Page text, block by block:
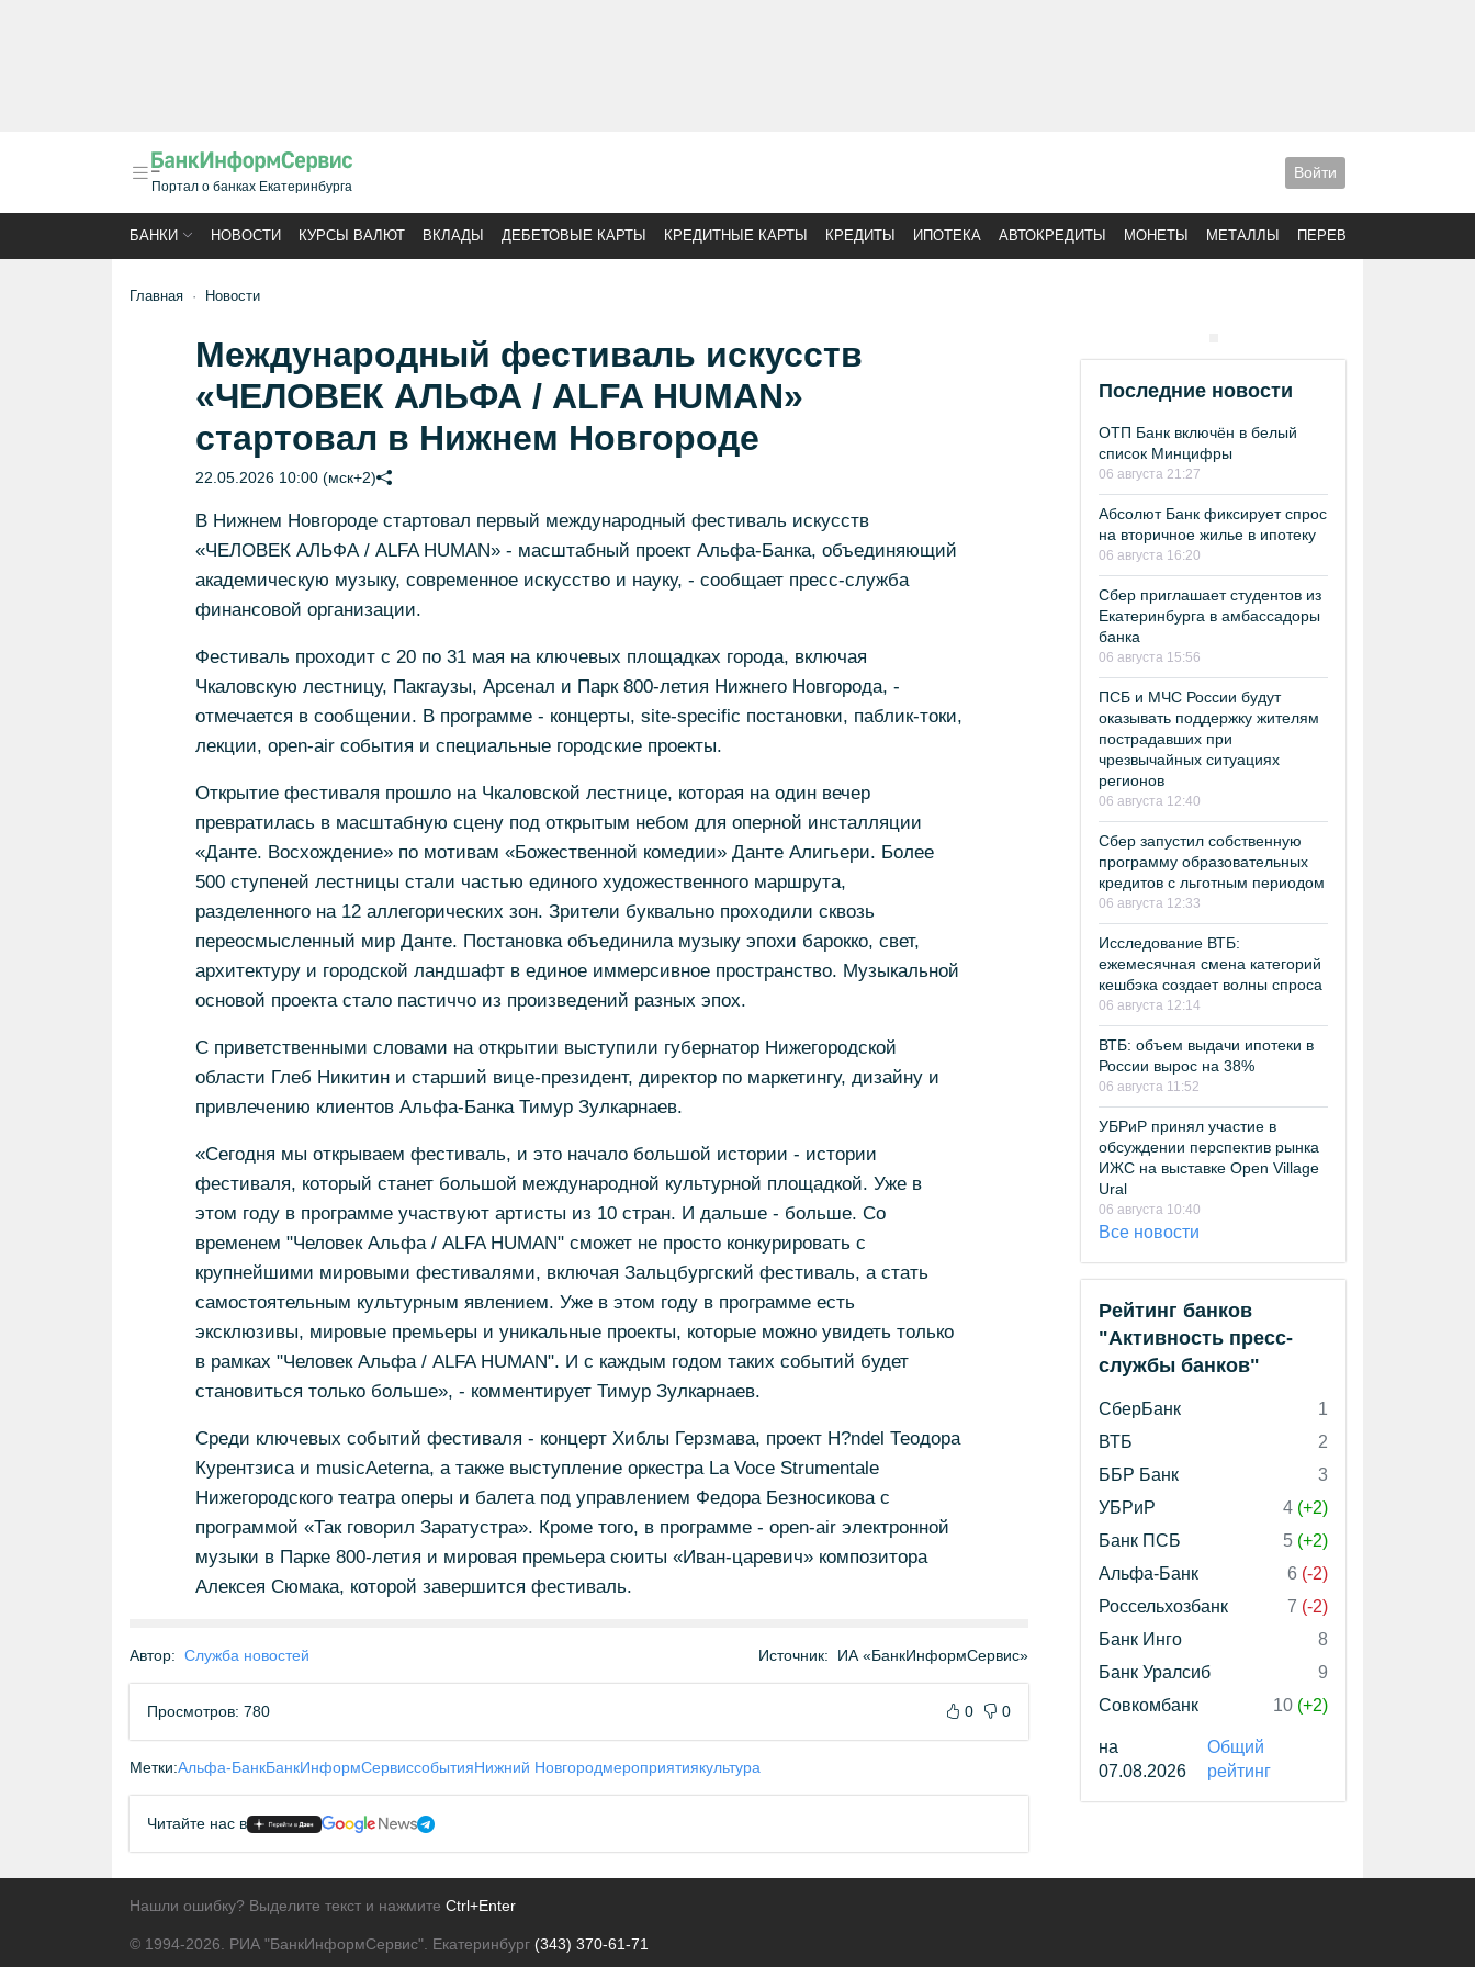
Портал о банках Екатеринбурга
Войти
БАНКИ НОВОСТИ КУРСЫ ВАЛЮТ ВКЛАДЫ ДЕБЕТОВЫЕ КАРТЫ КРЕДИТНЫЕ КАРТЫ КРЕДИТЫ ИПОТЕКА АВТОКРЕДИТЫ МОНЕТЫ МЕТАЛЛЫ ПЕРЕВОДЫ
Главная Новости
Международный фестиваль искусств
«ЧЕЛОВЕК АЛЬФА / ALFA HUMAN»
стартовал в Нижнем Новгороде
22.05.2026 10:00 (мск+2)
В Нижнем Новгороде стартовал первый международный фестиваль искусств
«ЧЕЛОВЕК АЛЬФА / ALFA HUMAN» - масштабный проект Альфа-Банка, объединяющий
академическую музыку, современное искусство и науку, - сообщает пресс-служба
финансовой организации.
Фестиваль проходит с 20 по 31 мая на ключевых площадках города, включая
Чкаловскую лестницу, Пакгаузы, Арсенал и Парк 800-летия Нижнего Новгорода, -
отмечается в сообщении. В программе - концерты, site-specific постановки, паблик-токи,
лекции, open-air события и специальные городские проекты.
Открытие фестиваля прошло на Чкаловской лестнице, которая на один вечер
превратилась в масштабную сцену под открытым небом для оперной инсталляции
«Данте. Восхождение» по мотивам «Божественной комедии» Данте Алигьери. Более
500 ступеней лестницы стали частью единого художественного маршрута,
разделенного на 12 аллегорических зон. Зрители буквально проходили сквозь
переосмысленный мир Данте. Постановка объединила музыку эпохи барокко, свет,
архитектуру и городской ландшафт в единое иммерсивное пространство. Музыкальной
основой проекта стало пастиччо из произведений разных эпох.
С приветственными словами на открытии выступили губернатор Нижегородской
области Глеб Никитин и старший вице-президент, директор по маркетингу, дизайну и
привлечению клиентов Альфа-Банка Тимур Зулкарнаев.
«Сегодня мы открываем фестиваль, и это начало большой истории - истории
фестиваля, который станет большой международной культурной площадкой. Уже в
этом году в программе участвуют артисты из 10 стран. И дальше - больше. Со
временем "Человек Альфа / ALFA HUMAN" сможет не просто конкурировать с
крупнейшими мировыми фестивалями, включая Зальцбургский фестиваль, а стать
самостоятельным культурным явлением. Уже в этом году в программе есть
эксклюзивы, мировые премьеры и уникальные проекты, которые можно увидеть только
в рамках "Человек Альфа / ALFA HUMAN". И с каждым годом таких событий будет
становиться только больше», - комментирует Тимур Зулкарнаев.
Среди ключевых событий фестиваля - концерт Хиблы Герзмава, проект H?ndel Теодора
Курентзиса и musicAeterna, а также выступление оркестра La Voce Strumentale
Нижегородского театра оперы и балета под управлением Федора Безносикова с
программой «Так говорил Заратустра». Кроме того, в программе - open-air электронной
музыки в Парке 800-летия и мировая премьера сюиты «Иван-царевич» композитора
Алексея Сюмака, которой завершится фестиваль.
Автор: Служба новостей Источник: ИА «БанкИнформСервис»
Просмотров: 780 0 0
Метки:Альфа-БанкБанкИнформСервиссобытияНижний Новгородмероприятиякультура
Читайте нас в
Последние новости
ОТП Банк включён в белый
список Минцифры
06 августа 21:27
Абсолют Банк фиксирует спрос
на вторичное жилье в ипотеку
06 августа 16:20
Сбер приглашает студентов из
Екатеринбурга в амбассадоры
банка
06 августа 15:56
ПСБ и МЧС России будут
оказывать поддержку жителям
пострадавших при
чрезвычайных ситуациях
регионов
06 августа 12:40
Сбер запустил собственную
программу образовательных
кредитов с льготным периодом
06 августа 12:33
Исследование ВТБ:
ежемесячная смена категорий
кешбэка создает волны спроса
06 августа 12:14
ВТБ: объем выдачи ипотеки в
России вырос на 38%
06 августа 11:52
УБРиР принял участие в
обсуждении перспектив рынка
ИЖС на выставке Open Village
Ural
06 августа 10:40
Все новости
Рейтинг банков
"Активность пресс-
службы банков"
СберБанк
1
ВТБ
2
ББР Банк
3
УБРиР
4 (+2)
Банк ПСБ
5 (+2)
Альфа-Банк
6 (-2)
Россельхозбанк
7 (-2)
Банк Инго
8
Банк Уралсиб
9
Совкомбанк
10 (+2)
на
07.08.2026
Общий
рейтинг
Нашли ошибку? Выделите текст и нажмите Ctrl+Enter
© 1994-2026. РИА "БанкИнформСервис". Екатеринбург (343) 370-61-71